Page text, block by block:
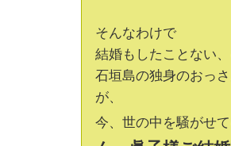
そんなわけで
結婚もしたことない
石垣島の独身のおっ
が、
今、世の中を騒がせ